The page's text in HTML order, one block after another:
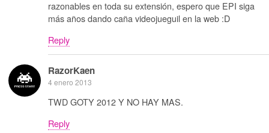
razonables en toda su extensión, espero que EPI siga
más años dando caña videojueguil en la web :D
Reply
RazorKaen
4 enero 2013
TWD GOTY 2012 Y NO HAY MAS.
Reply